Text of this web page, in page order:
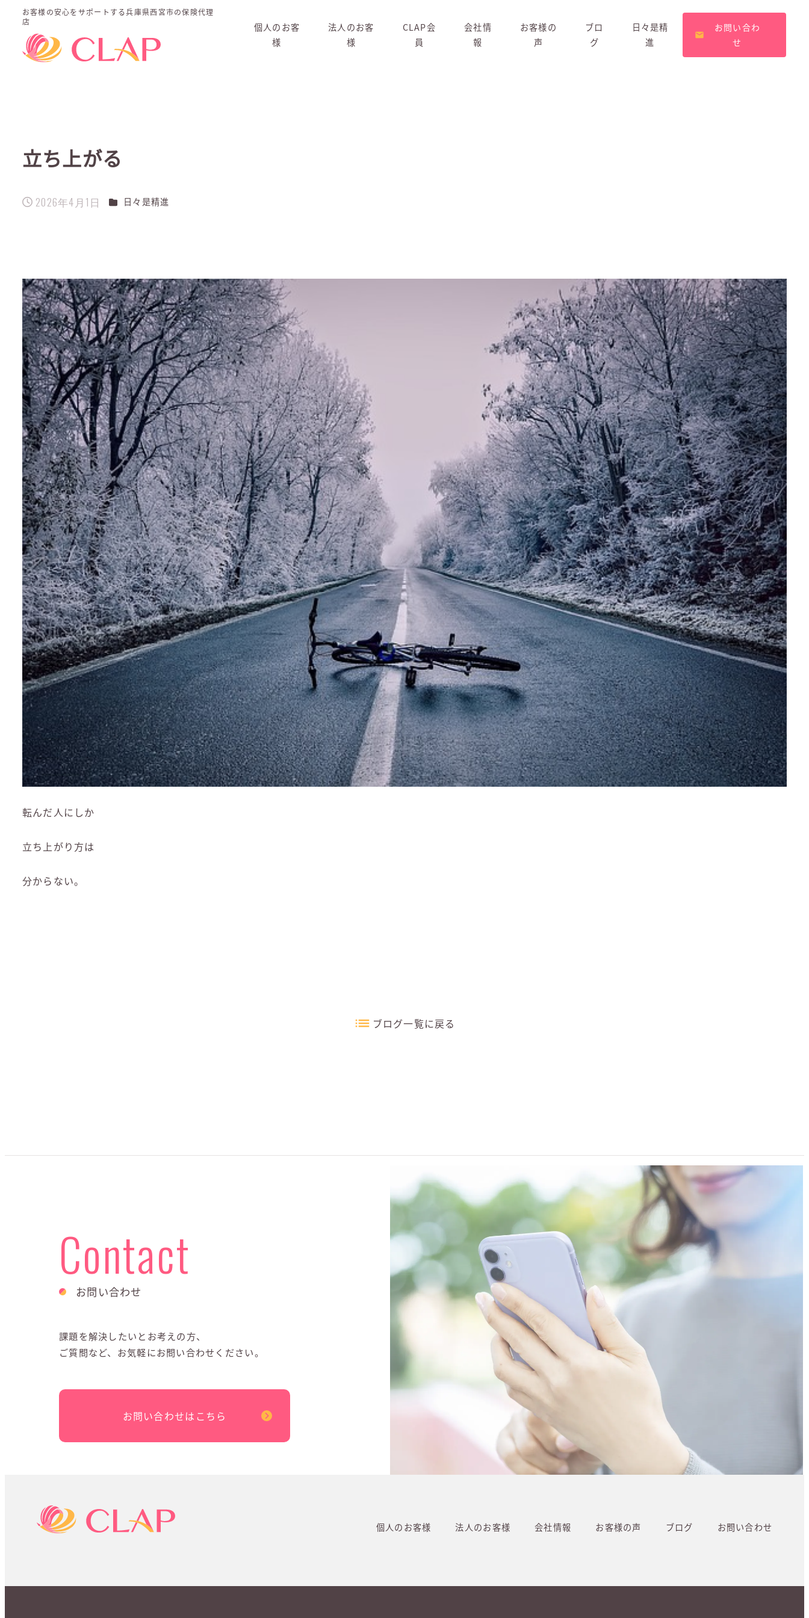
お客様の安心をサポートする兵庫県西宮市の保険代理
店
個人のお客
様
法人のお客
様
CLAP会
員
会社情
報
お客様の
声
ブロ
グ
日々是精
進
お問い合わ
せ
立ち上がる
投稿日
2026年4月1日 カテゴリー
日々是精進
転んだ人にしか
立ち上がり方は
分からない。
ブログ一覧に戻る
Contact
お問い合わせ
課題を解決したいとお考えの方、
ご質問など、お気軽にお問い合わせください。
お問い合わせはこちら
個人のお客様 法人のお客様 会社情報 お客様の声 ブログ お問い合わせ